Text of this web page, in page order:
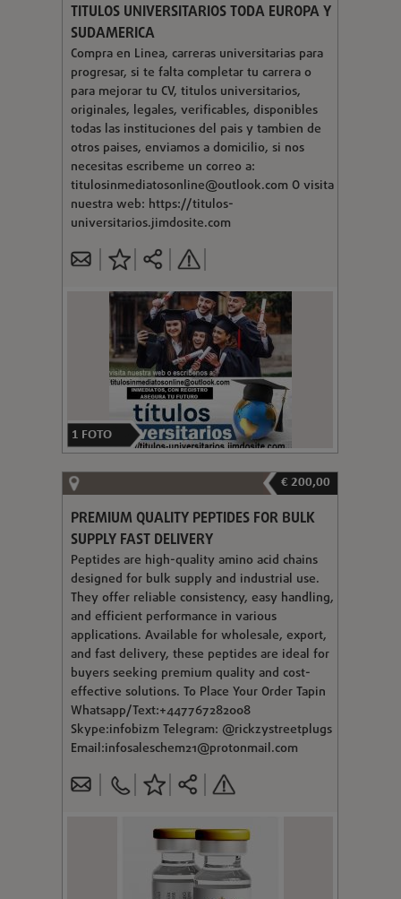
TITULOS UNIVERSITARIOS TODA EUROPA Y
SUDAMERICA
Compra en Linea, carreras universitarias para
progresar, si te falta completar tu carrera o
para mejorar tu CV, titulos universitarios,
originales, legales, verificables, disponibles
todas las instituciones del pais y tambien de
otros paises, enviamos a domicilio, si nos
necesitas escribeme un correo a:
titulosinmediatosonline@outlook.com O visita
nuestra web: https://titulos-
universitarios.jimdosite.com
1 FOTO
€ 200,00
PREMIUM QUALITY PEPTIDES FOR BULK
SUPPLY FAST DELIVERY
Peptides are high-quality amino acid chains
designed for bulk supply and industrial use.
They offer reliable consistency, easy handling,
and efficient performance in various
applications. Available for wholesale, export,
and fast delivery, these peptides are ideal for
buyers seeking premium quality and cost-
effective solutions. To Place Your Order Tapin
Whatsapp/Text:+447767282008
Skype:infobizm Telegram: @rickzystreetplugs
Email:infosaleschem21@protonmail.com